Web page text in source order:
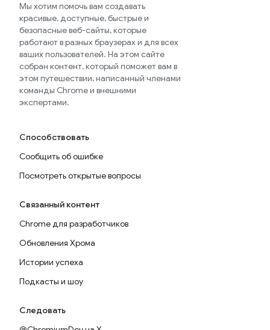
Мы хотим помочь вам создавать
красивые, доступные, быстрые и
безопасные веб-сайты, которые
работают в разных браузерах и для всех
ваших пользователей. На этом сайте
собран контент, который поможет вам в
этом путешествии, написанный членами
команды Chrome и внешними
экспертами.
Способствовать
Сообщить об ошибке
Посмотреть открытые вопросы
Связанный контент
Chrome для разработчиков
Обновления Хрома
Истории успеха
Подкасты и шоу
Следовать